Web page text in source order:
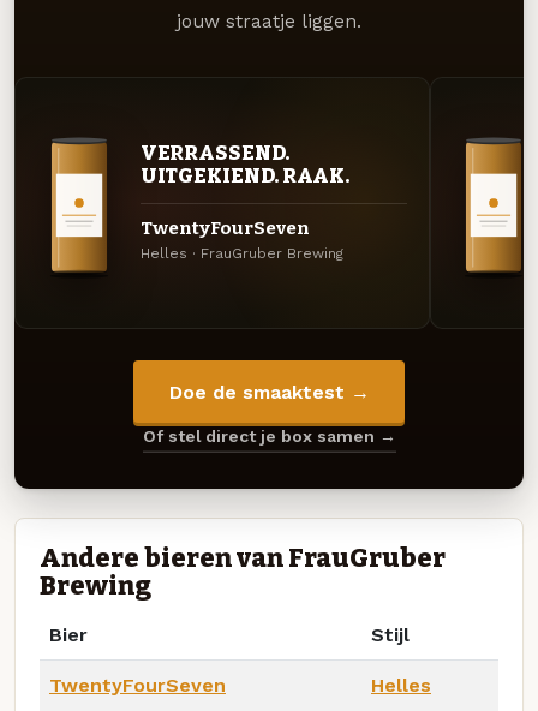
jouw straatje liggen.
VERRASSEND.
UITGEKIEND. RAAK.
TwentyFourSeven
Helles · FrauGruber Brewing
Doe de smaaktest →
Of stel direct je box samen →
Andere bieren van FrauGruber
Brewing
Bier Stijl
TwentyFourSeven Helles